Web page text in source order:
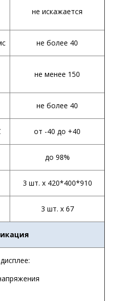
не искажается
не более 40
не менее 150
не более 40
от -40 до +40
до 98%
3 шт. х 420*400*910
3 шт. х 67